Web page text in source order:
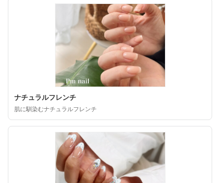
ナチュラルフレンチ
肌に馴染むナチュラルフレンチ